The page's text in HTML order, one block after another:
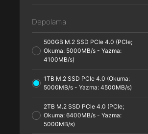
Depolama
500GB M.2 SSD PCle 4.0 (PCle;
Okuma: 5000MB/s - Yazma:
4100MB/s)
1TB M.2 SSD PCle 4.0 (Okuma:
5000MB/s - Yazma: 4500MB/s)
2TB M.2 SSD PCle 4.0 (PCle;
Okuma: 6400MB/s - Yazma:
5000MB/s)